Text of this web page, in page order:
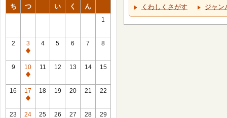
ち
つ
い
く
ん
1
2
3
休
館
日
4 5 6 7 8
9
10
休
館
日
11 12 13 14 15
16
17
休
館
18 19 20 21 22
23
24
25 26 27 28 29
くわしくさがす ジャン